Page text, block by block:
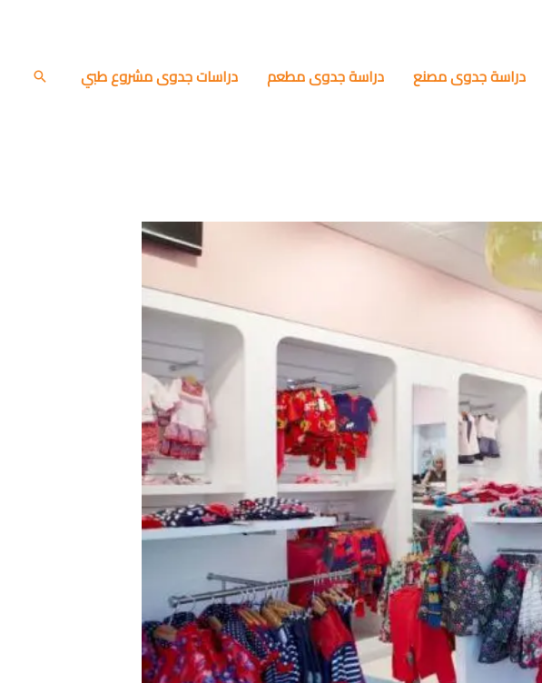
دراسة جدوى مصنع دراسة جدوى مطعم دراسات جدوى مشروع طبي البحث